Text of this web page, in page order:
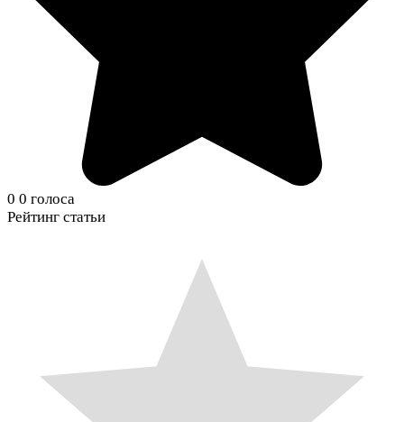
0 0 голоса
Рейтинг статьи